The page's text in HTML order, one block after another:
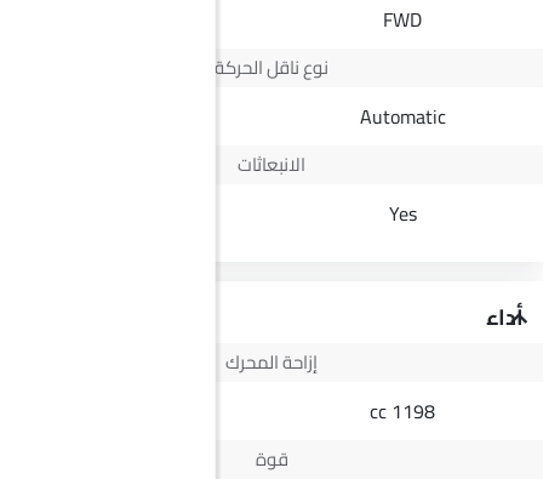
FWD
نوع ناقل الحركة
Automatic
الانبعاثات
Yes
أداء
إزاحة المحرك
1198 cc
قوة